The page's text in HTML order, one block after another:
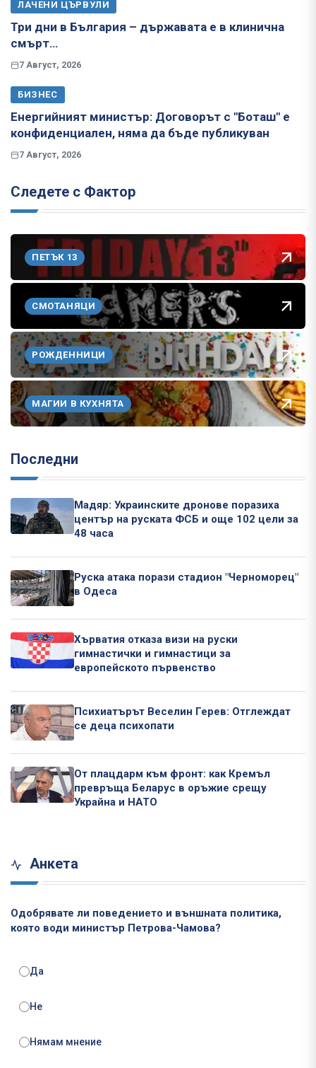
ЛАЧЕНИ ЦЪРВУЛИ
Три дни в България – държавата е в клинична
смърт…
7 Август, 2026
БИЗНЕС
Енергийният министър: Договорът с "Боташ" е
конфиденциален, няма да бъде публикуван
7 Август, 2026
Следете с Фактор
ПЕТЪК 13
СМОТАНЯЦИ
РОЖДЕННИЦИ
МАГИИ В КУХНЯТА
Последни
Мадяр: Украинските дронове поразиха
център на руската ФСБ и още 102 цели за
48 часа
Руска атака порази стадион "Черноморец"
в Одеса
Хърватия отказа визи на руски
гимнастички и гимнастици за
европейското първенство
Психиатърът Веселин Герев: Отглеждат
се деца психопати
От плацдарм към фронт: как Кремъл
превръща Беларус в оръжие срещу
Украйна и НАТО
Анкета
Одобрявате ли поведението и външната политика,
която води министър Петрова-Чамова?
Да
Не
Нямам мнение